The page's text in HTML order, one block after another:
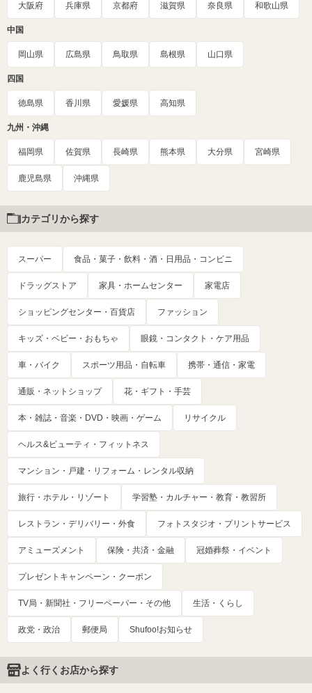
大阪府 兵庫県 京都府 滋賀県 奈良県 和歌山県
中国
岡山県 広島県 鳥取県 島根県 山口県
四国
徳島県 香川県 愛媛県 高知県
九州・沖縄
福岡県 佐賀県 長崎県 熊本県 大分県 宮崎県
鹿児島県 沖縄県
カテゴリから探す
スーパー 食品・菓子・飲料・酒・日用品・コンビニ
ドラッグストア 家具・ホームセンター 家電店
ショッピングセンター・百貨店 ファッション
キッズ・ベビー・おもちゃ 眼鏡・コンタクト・ケア用品
車・バイク スポーツ用品・自転車 携帯・通信・家電
通販・ネットショップ 花・ギフト・手芸
本・雑誌・音楽・DVD・映画・ゲーム リサイクル
ヘルス&ビューティ・フィットネス
マンション・戸建・リフォーム・レンタル収納
旅行・ホテル・リゾート 学習塾・カルチャー・教育・教習所
レストラン・デリバリー・外食 フォトスタジオ・プリントサービス
アミューズメント 保険・共済・金融 冠婚葬祭・イベント
プレゼントキャンペーン・クーポン
TV局・新聞社・フリーペーパー・その他 生活・くらし
政党・政治 郵便局 Shufoo!お知らせ
よく行くお店から探す